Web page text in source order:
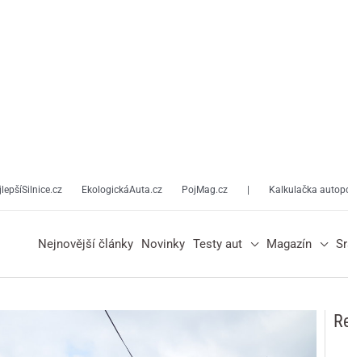
EkologickáAuta.cz PojMag.cz Kalkulačka
Nejnovější články Novinky Testy aut Magazín